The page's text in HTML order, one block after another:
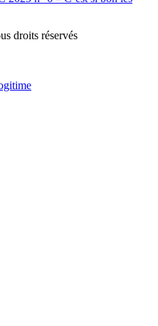
droits réservés